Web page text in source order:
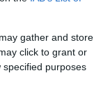
gather and store
click to grant or
purposes